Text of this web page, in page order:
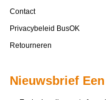
Contact
Privacybeleid BusOK
Retourneren
Nieuwsbrief